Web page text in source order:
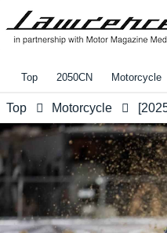
Top 2050CN Motorcycle
Top Motorcycle